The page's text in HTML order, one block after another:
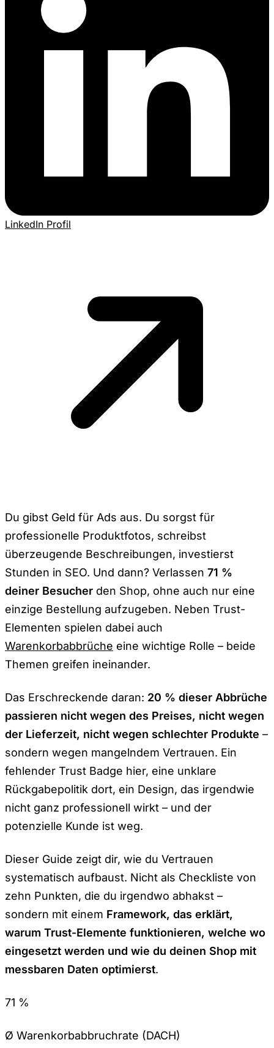
LinkedIn Profil
Du gibst Geld für Ads aus. Du sorgst für
professionelle Produktfotos, schreibst
überzeugende Beschreibungen, investierst
Stunden in SEO. Und dann? Verlassen 71 %
deiner Besucher den Shop, ohne auch nur eine
einzige Bestellung aufzugeben. Neben Trust-
Elementen spielen dabei auch
Warenkorbabbrüche eine wichtige Rolle – beide
Themen greifen ineinander.
Das Erschreckende daran: 20 % dieser Abbrüche
passieren nicht wegen des Preises, nicht wegen
der Lieferzeit, nicht wegen schlechter Produkte –
sondern wegen mangelndem Vertrauen. Ein
fehlender Trust Badge hier, eine unklare
Rückgabepolitik dort, ein Design, das irgendwie
nicht ganz professionell wirkt – und der
potenzielle Kunde ist weg.
Dieser Guide zeigt dir, wie du Vertrauen
systematisch aufbaust. Nicht als Checkliste von
zehn Punkten, die du irgendwo abhakst –
sondern mit einem Framework, das erklärt,
warum Trust-Elemente funktionieren, welche wo
eingesetzt werden und wie du deinen Shop mit
messbaren Daten optimierst.
71 %
Ø Warenkorbabbruchrate (DACH)